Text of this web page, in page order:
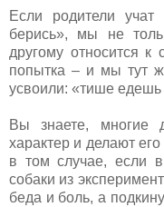
Если родители
берись», мы не
другому относится
попытка – и мы тут
усвоили: «тише
Вы знаете, многие
характер и делают
в том случае, если
собаки из
беда и боль, а